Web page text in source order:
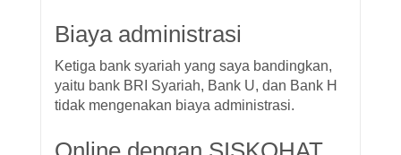
Biaya administrasi
Ketiga bank syariah yang saya bandingkan,
yaitu bank BRI Syariah, Bank U, dan Bank H
tidak mengenakan biaya administrasi.